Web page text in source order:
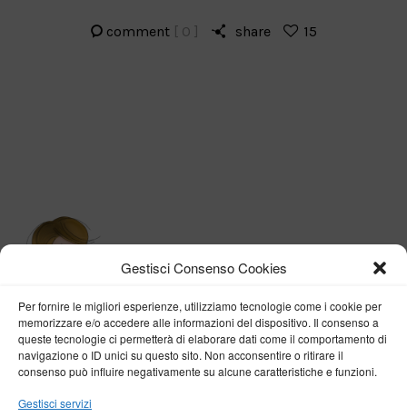
Gestisci Consenso Cookies
Per fornire le migliori esperienze, utilizziamo tecnologie come i cookie per
memorizzare e/o accedere alle informazioni del dispositivo. Il consenso a
queste tecnologie ci permetterà di elaborare dati come il comportamento di
navigazione o ID unici su questo sito. Non acconsentire o ritirare il
consenso può influire negativamente su alcune caratteristiche e funzioni.
Gestisci servizi
comment [ 0 ] share 15
BY VERONICA D'ONOFRIO